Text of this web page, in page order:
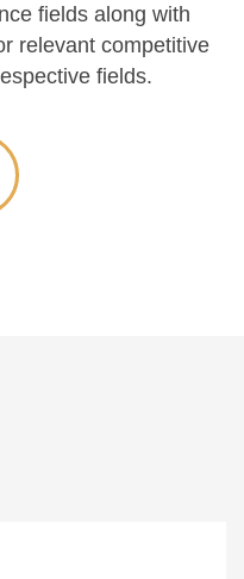
fields along with
relevant competitive
fields.